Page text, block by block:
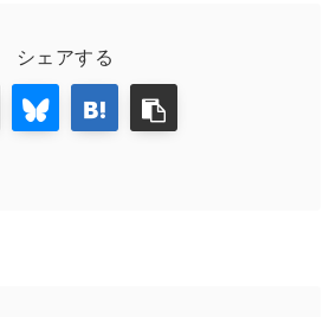
シェアする